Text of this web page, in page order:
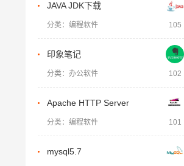
JAVA JDK下载
分类：编程软件 105
印象笔记
分类：办公软件 102
Apache HTTP Server
分类：编程软件 101
mysql5.7